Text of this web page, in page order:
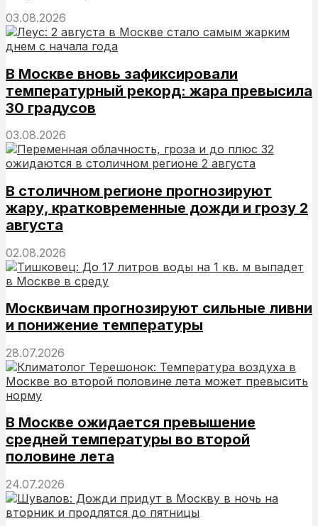
03.08.2026
В Москве вновь зафиксировали
температурный рекорд: жара превысила
30 градусов
03.08.2026
В столичном регионе прогнозируют
жару, кратковременные дожди и грозу 2
августа
02.08.2026
Москвичам прогнозируют сильные ливни
и понижение температуры
28.07.2026
В Москве ожидается превышение
средней температуры во второй
половине лета
24.07.2026